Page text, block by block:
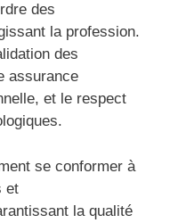
des
la profession.
des
assurance
et le respect
se conformer à
et
la qualité